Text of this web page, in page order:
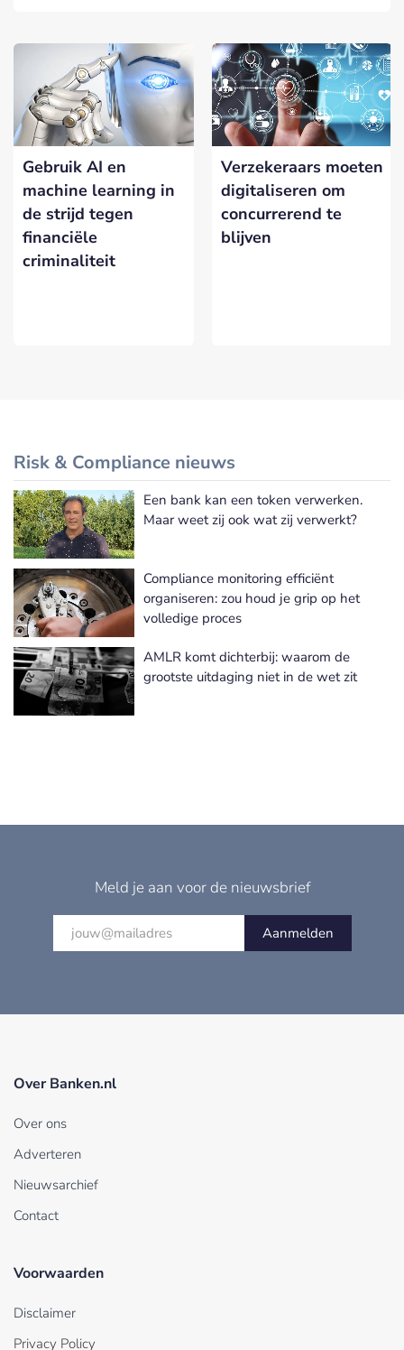
Gebruik AI en
machine learning in
de strijd tegen
financiële
criminaliteit
Verzekeraars moeten
digitaliseren om
concurrerend te
blijven
Risk & Compliance nieuws
Meer Risk & Compliance nieuws
Een bank kan een token verwerken.
Maar weet zij ook wat zij verwerkt?
Compliance monitoring efficiënt
organiseren: zou houd je grip op het
volledige proces
AMLR komt dichterbij: waarom de
grootste uitdaging niet in de wet zit
Meld je aan voor de nieuwsbrief
Aanmelden
Over Banken.nl
Over ons
Adverteren
Nieuwsarchief
Contact
Voorwaarden
Disclaimer
Privacy Policy